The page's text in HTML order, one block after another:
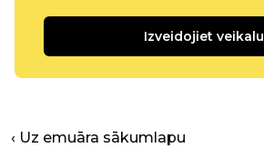
Izveidojiet veikalu
‹ Uz emuāra sākumlapu